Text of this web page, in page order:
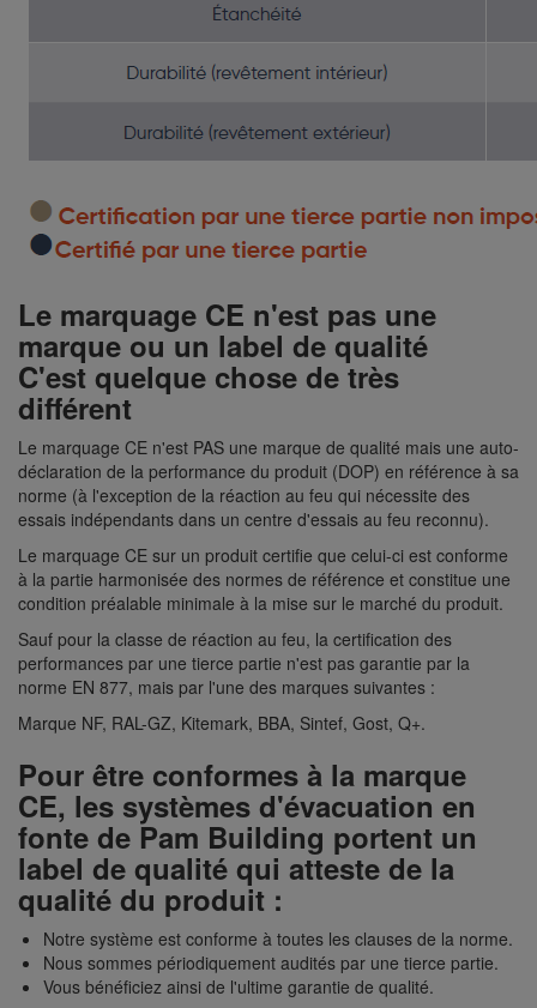
Le marquage CE n'est pas une
marque ou un label de qualité
C'est quelque chose de très
différent
Le marquage CE n'est PAS une marque de qualité mais une auto-
déclaration de la performance du produit (DOP) en référence à sa
norme (à l'exception de la réaction au feu qui nécessite des
essais indépendants dans un centre d'essais au feu reconnu).
Le marquage CE sur un produit certifie que celui-ci est conforme
à la partie harmonisée des normes de référence et constitue une
condition préalable minimale à la mise sur le marché du produit.
Sauf pour la classe de réaction au feu, la certification des
performances par une tierce partie n'est pas garantie par la
norme EN 877, mais par l'une des marques suivantes :
Marque NF, RAL-GZ, Kitemark, BBA, Sintef, Gost, Q+.
Pour être conformes à la marque
CE, les systèmes d'évacuation en
fonte de Pam Building portent un
label de qualité qui atteste de la
qualité du produit :
Notre système est conforme à toutes les clauses de la norme.
Nous sommes périodiquement audités par une tierce partie.
Vous bénéficiez ainsi de l'ultime garantie de qualité.